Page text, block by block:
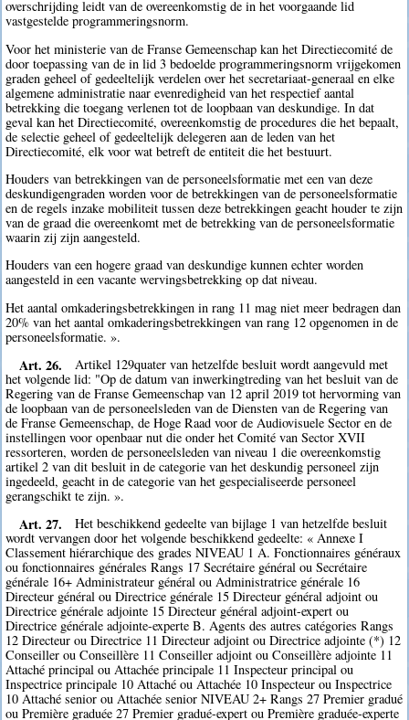
overschrijding leidt van de overeenkomstig de in het voorgaande lid
vastgestelde programmeringsnorm.
Voor het ministerie van de Franse Gemeenschap kan het Directiecomité de
door toepassing van de in lid 3 bedoelde programmeringsnorm vrijgekomen
graden geheel of gedeeltelijk verdelen over het secretariaat-generaal en elke
algemene administratie naar evenredigheid van het respectief aantal
betrekking die toegang verlenen tot de loopbaan van deskundige. In dat
geval kan het Directiecomité, overeenkomstig de procedures die het bepaalt,
de selectie geheel of gedeeltelijk delegeren aan de leden van het
Directiecomité, elk voor wat betreft de entiteit die het bestuurt.
Houders van betrekkingen van de personeelsformatie met een van deze
deskundigengraden worden voor de betrekkingen van de personeelsformatie
en de regels inzake mobiliteit tussen deze betrekkingen geacht houder te zijn
van de graad die overeenkomt met de betrekking van de personeelsformatie
waarin zij zijn aangesteld.
Houders van een hogere graad van deskundige kunnen echter worden
aangesteld in een vacante wervingsbetrekking op dat niveau.
Het aantal omkaderingsbetrekkingen in rang 11 mag niet meer bedragen dan
20% van het aantal omkaderingsbetrekkingen van rang 12 opgenomen in de
personeelsformatie. ».
Art. 26.
Artikel 129quater van hetzelfde besluit wordt aangevuld met
het volgende lid: "Op de datum van inwerkingtreding van het besluit van de
Regering van de Franse Gemeenschap van 12 april 2019 tot hervorming van
de loopbaan van de personeelsleden van de Diensten van de Regering van
de Franse Gemeenschap, de Hoge Raad voor de Audiovisuele Sector en de
instellingen voor openbaar nut die onder het Comité van Sector XVII
ressorteren, worden de personeelsleden van niveau 1 die overeenkomstig
artikel 2 van dit besluit in de categorie van het deskundig personeel zijn
ingedeeld, geacht in de categorie van het gespecialiseerde personeel
gerangschikt te zijn. ».
Art. 27.
Het beschikkend gedeelte van bijlage 1 van hetzelfde besluit
wordt vervangen door het volgende beschikkend gedeelte: « Annexe I
Classement hiérarchique des grades NIVEAU 1 A. Fonctionnaires généraux
ou fonctionnaires générales Rangs 17 Secrétaire général ou Secrétaire
générale 16+ Administrateur général ou Administratrice générale 16
Directeur général ou Directrice générale 15 Directeur général adjoint ou
Directrice générale adjointe 15 Directeur général adjoint-expert ou
Directrice générale adjointe-experte B. Agents des autres catégories Rangs
12 Directeur ou Directrice 11 Directeur adjoint ou Directrice adjointe (*) 12
Conseiller ou Conseillère 11 Conseiller adjoint ou Conseillère adjointe 11
Attaché principal ou Attachée principale 11 Inspecteur principal ou
Inspectrice principale 10 Attaché ou Attachée 10 Inspecteur ou Inspectrice
10 Attaché senior ou Attachée senior NIVEAU 2+ Rangs 27 Premier gradué
ou Première graduée 27 Premier gradué-expert ou Première graduée-experte